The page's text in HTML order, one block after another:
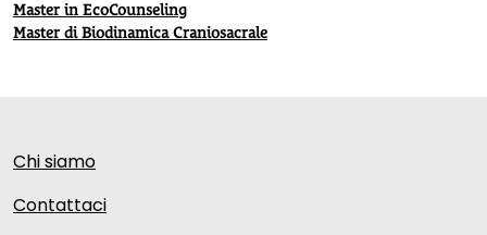
Master in EcoCounseling
Master di Biodinamica Craniosacrale
Chi siamo
Contattaci